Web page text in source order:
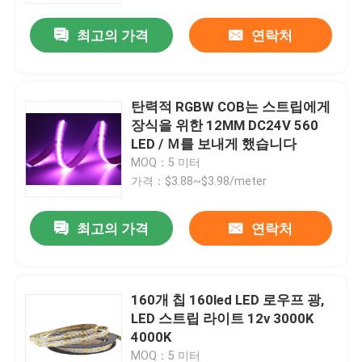
우리에 대하여
최고의 가격 연락처
탄력적 RGBW COB는 스트립에게
장식을 위한 12MM DC24V 560
LED / Ｍ를 보내게 했습니다
MOQ：5 미터
가격：$3.88~$3.98/meter
최고의 가격 연락처
160개 칩 160led LED 로우프 광,
LED 스트립 라이트 12v 3000K
4000K
MOQ：5 미터